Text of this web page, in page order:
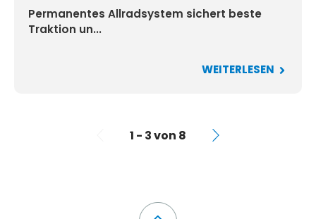
Permanentes Allradsystem sichert beste
Traktion un...
WEITERLESEN
1 - 3 von 8